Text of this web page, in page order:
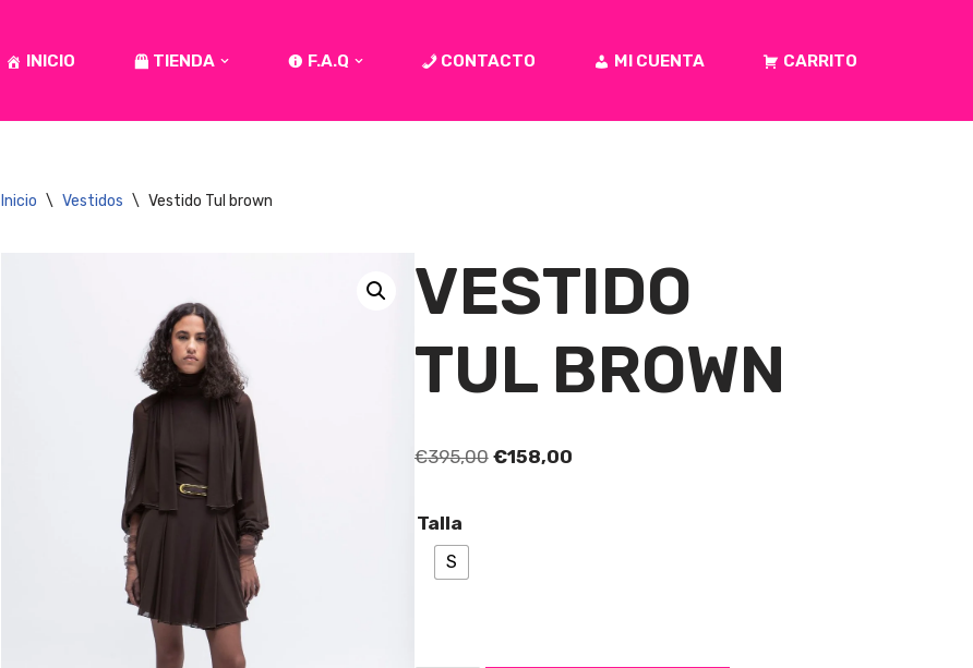
INICIO TIENDA F.A.Q CONTACTO MI CUENTA CARRITO
Inicio \ Vestidos \ Vestido Tul brown
VESTIDO
TUL BROWN
€395,00 €158,00
Talla
S